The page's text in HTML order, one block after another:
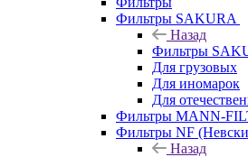
Фильтры SAKURA
Назад
Фильтры
Для грузовых
Для иномарок
Для
Фильтры MANN-
Фильтры NF
Назад